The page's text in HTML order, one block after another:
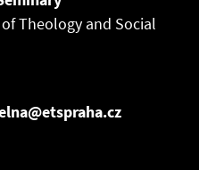
Theology and Social